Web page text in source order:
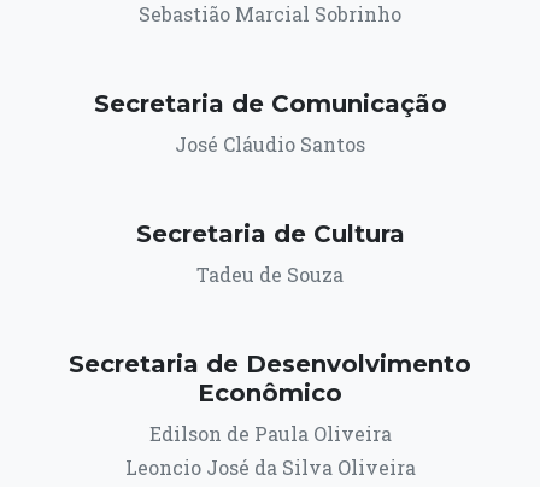
Sebastião Marcial Sobrinho
Secretaria de Comunicação
José Cláudio Santos
Secretaria de Cultura
Tadeu de Souza
Secretaria de Desenvolvimento
Econômico
Edilson de Paula Oliveira
Leoncio José da Silva Oliveira